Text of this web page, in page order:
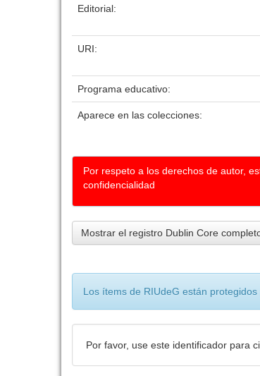
Editorial:
URI:
Programa educativo:
Aparece en las colecciones:
Por respeto a los derechos de autor,
confidencialidad
Mostrar el registro Dublin Core
Los ítems de RIUdeG están
Por favor, use este identificador para